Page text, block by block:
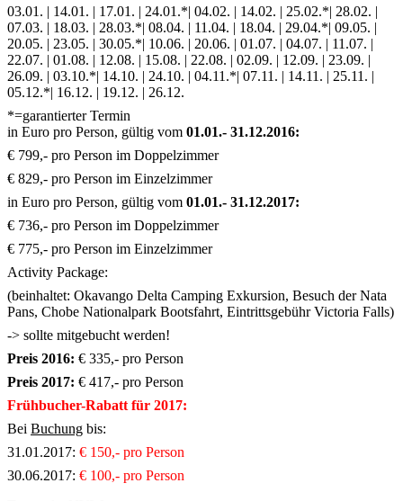
03.01. | 14.01. | 17.01. | 24.01.*| 04.02. | 14.02. | 25.02.*| 28.02. |
07.03. | 18.03. | 28.03.*| 08.04. | 11.04. | 18.04. | 29.04.*| 09.05. |
20.05. | 23.05. | 30.05.*| 10.06. | 20.06. | 01.07. | 04.07. | 11.07. |
22.07. | 01.08. | 12.08. | 15.08. | 22.08. | 02.09. | 12.09. | 23.09. |
26.09. | 03.10.*| 14.10. | 24.10. | 04.11.*| 07.11. | 14.11. | 25.11. |
05.12.*| 16.12. | 19.12. | 26.12.
*=garantierter Termin
in Euro pro Person, gültig vom 01.01.- 31.12.2016:
€ 799,- pro Person im Doppelzimmer
€ 829,- pro Person im Einzelzimmer
in Euro pro Person, gültig vom 01.01.- 31.12.2017:
€ 736,- pro Person im Doppelzimmer
€ 775,- pro Person im Einzelzimmer
Activity Package:
(beinhaltet: Okavango Delta Camping Exkursion, Besuch der Nata
Pans, Chobe Nationalpark Bootsfahrt, Eintrittsgebühr Victoria Falls)
-> sollte mitgebucht werden!
Preis 2016: € 335,- pro Person
Preis 2017: € 417,- pro Person
Frühbucher-Rabatt für 2017:
Bei Buchung bis:
31.01.2017: € 150,- pro Person
30.06.2017: € 100,- pro Person